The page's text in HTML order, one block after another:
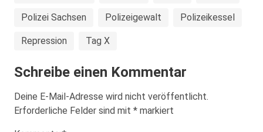
Polizei Sachsen Polizeigewalt Polizeikessel
Repression Tag X
Schreibe einen Kommentar
Deine E-Mail-Adresse wird nicht veröffentlicht.
Erforderliche Felder sind mit * markiert